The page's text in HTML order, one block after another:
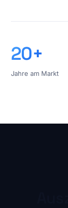
20+
Jahre am Markt